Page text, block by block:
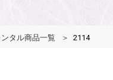
タル商品一覧 2114